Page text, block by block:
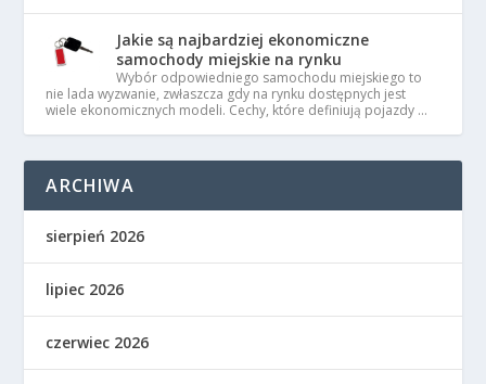
Jakie są najbardziej ekonomiczne
samochody miejskie na rynku
Wybór odpowiedniego samochodu miejskiego to
nie lada wyzwanie, zwłaszcza gdy na rynku dostępnych jest
wiele ekonomicznych modeli. Cechy, które definiują pojazdy …
ARCHIWA
sierpień 2026
lipiec 2026
czerwiec 2026